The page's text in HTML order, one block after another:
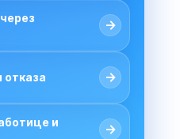
→
отказа →
и
→